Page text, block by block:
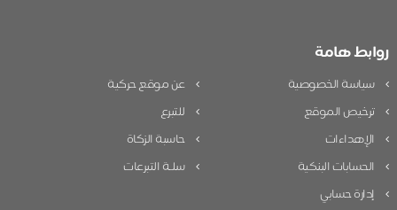
روابط هامة
سياسة الخصوصية
عن موقع حركية
ترخيص الموقع
للتبرع
الإهداءات
حاسبة الزكاة
الحسابات البنكية
سلـة التبرعات
إدارة حسابي